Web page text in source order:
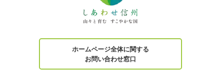
ホームページ全体に関する
お問い合わせ窓口